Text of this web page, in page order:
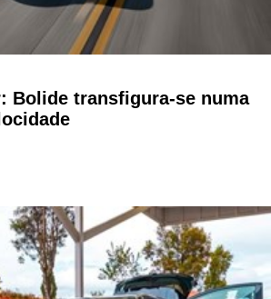
Bolide transfigura-se numa